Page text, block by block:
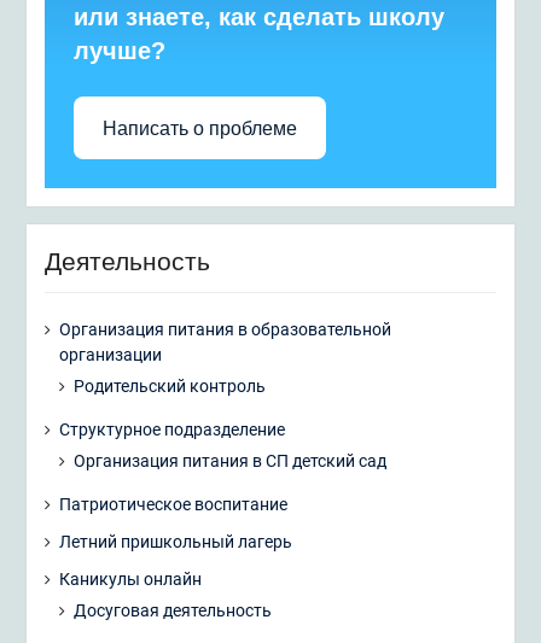
или знаете, как сделать школу
лучше?
Написать о проблеме
Деятельность
Организация питания в образовательной
организации
Родительский контроль
Структурное подразделение
Организация питания в СП детский сад
Патриотическое воспитание
Летний пришкольный лагерь
Каникулы онлайн
Досуговая деятельность